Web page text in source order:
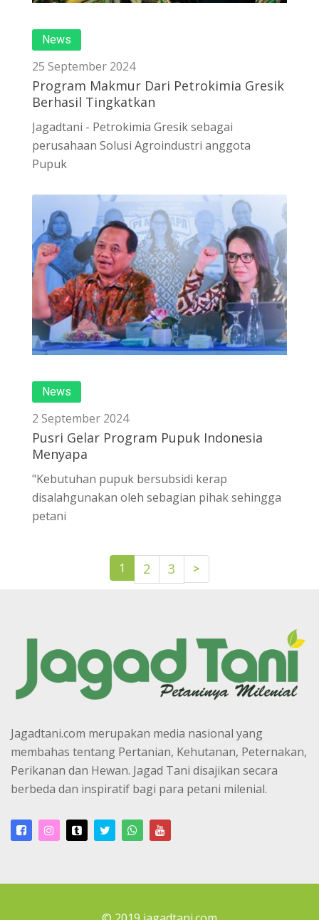
News
25 September 2024
Program Makmur Dari Petrokimia Gresik
Berhasil Tingkatkan
Jagadtani - Petrokimia Gresik sebagai
perusahaan Solusi Agroindustri anggota
Pupuk
News
2 September 2024
Pusri Gelar Program Pupuk Indonesia
Menyapa
"Kebutuhan pupuk bersubsidi kerap
disalahgunakan oleh sebagian pihak sehingga
petani
1 2 3 >
Jagadtani.com merupakan media nasional yang
membahas tentang Pertanian, Kehutanan, Peternakan,
Perikanan dan Hewan. Jagad Tani disajikan secara
berbeda dan inspiratif bagi para petani milenial.